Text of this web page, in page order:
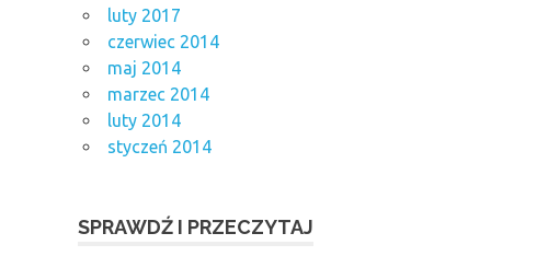
luty 2017
czerwiec 2014
maj 2014
marzec 2014
luty 2014
styczeń 2014
SPRAWDŹ I PRZECZYTAJ